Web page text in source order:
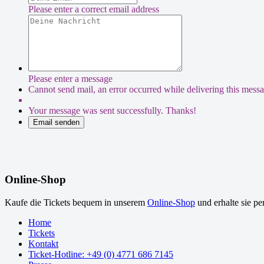
Please enter a correct email address
Please enter a message
Cannot send mail, an error occurred while delivering this
Your message was sent successfully. Thanks!
Online-Shop
Kaufe die Tickets bequem in unserem Online-Shop und erhalte sie
Home
Tickets
Kontakt
Ticket-Hotline: +49 (0) 4771 686 7145